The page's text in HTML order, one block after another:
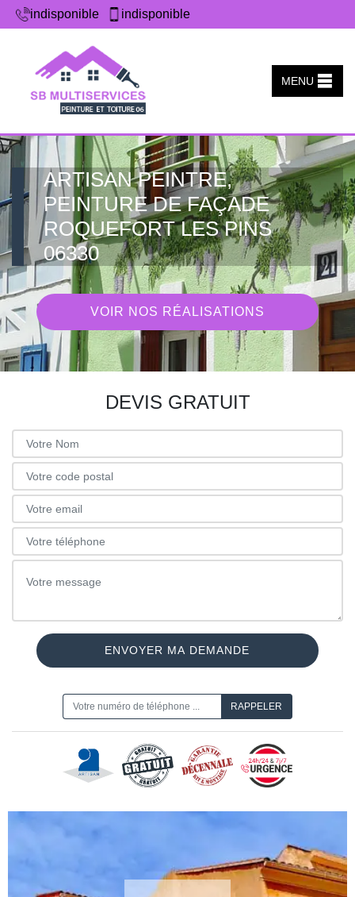
indisponible indisponible
MENU
ARTISAN PEINTRE,
PEINTURE DE FAÇADE
ROQUEFORT LES PINS
06330
VOIR NOS RÉALISATIONS
DEVIS GRATUIT